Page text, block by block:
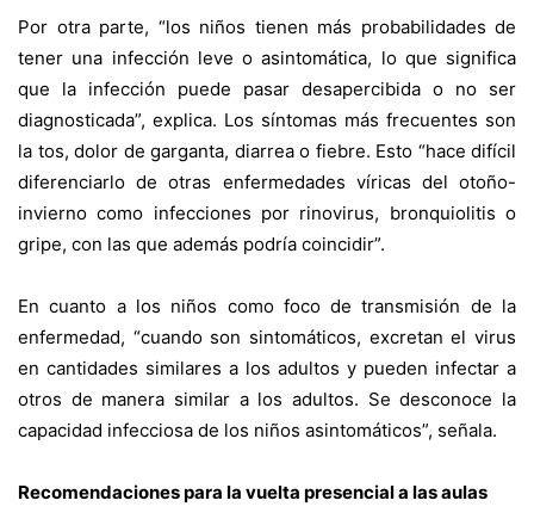
Por otra parte, “los niños tienen más probabilidades de
tener una infección leve o asintomática, lo que significa
que la infección puede pasar desapercibida o no ser
diagnosticada”, explica. Los síntomas más frecuentes son
la tos, dolor de garganta, diarrea o fiebre. Esto “hace difícil
diferenciarlo de otras enfermedades víricas del otoño-
invierno como infecciones por rinovirus, bronquiolitis o
gripe, con las que además podría coincidir”.
En cuanto a los niños como foco de transmisión de la
enfermedad, “cuando son sintomáticos, excretan el virus
en cantidades similares a los adultos y pueden infectar a
otros de manera similar a los adultos. Se desconoce la
capacidad infecciosa de los niños asintomáticos”, señala.
Recomendaciones para la vuelta presencial a las aulas